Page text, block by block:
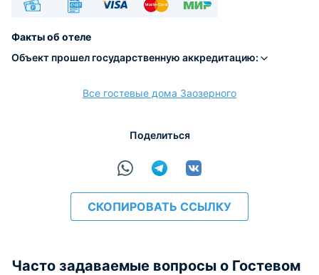
расчёт
Факты об отеле
Объект прошел государственную аккредитацию:
Все гостевые дома Заозерного
Поделиться
СКОПИРОВАТЬ ССЫЛКУ
Часто задаваемые вопросы о Гостевом